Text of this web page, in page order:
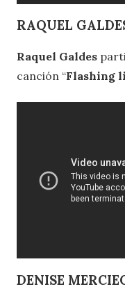
RAQUEL
Raquel Galdes
canción “Flashing
DENISE